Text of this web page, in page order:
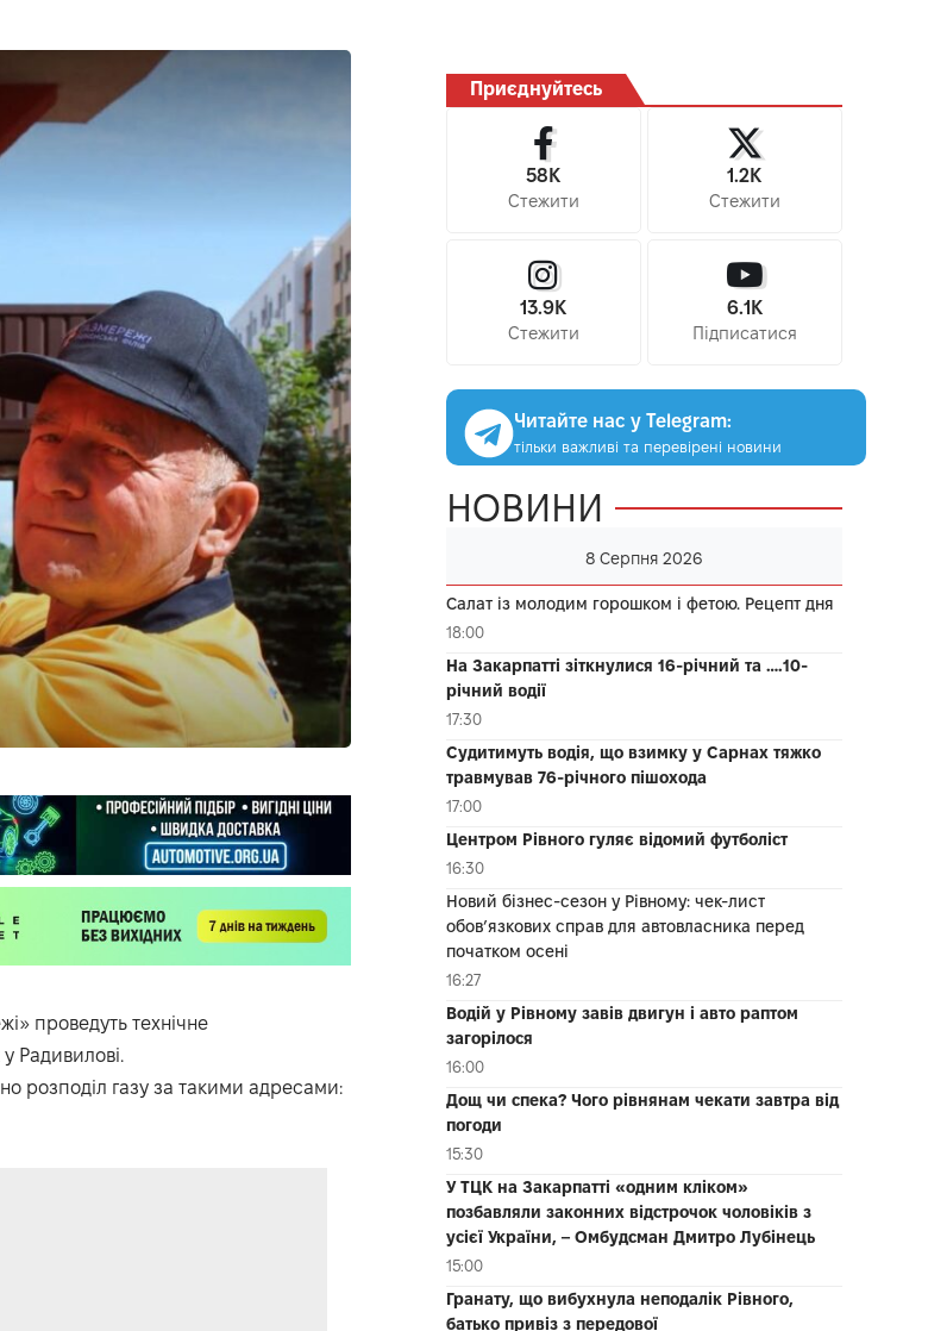
проведуть технічне
Радивилові.
розподіл газу за такими адресами:
Приєднуйтесь
58K
Стежити
1.2K
Стежити
13.9K
Стежити
6.1K
Підписатися
Читайте нас у Telegram:
тільки важливі та перевірені новини
НОВИНИ
8 Серпня 2026
Салат із молодим горошком і фетою. Рецепт дня
18:00
На Закарпатті зіткнулися 16-річний та ….10-
річний водії
17:30
Судитимуть водія, що взимку у Сарнах тяжко
травмував 76-річного пішохода
17:00
Центром Рівного гуляє відомий футболіст
16:30
Новий бізнес-сезон у Рівному: чек-лист
обов’язкових справ для автовласника перед
початком осені
16:27
Водій у Рівному завів двигун і авто раптом
загорілося
16:00
Дощ чи спека? Чого рівнянам чекати завтра від
погоди
15:30
У ТЦК на Закарпатті «одним кліком»
позбавляли законних відстрочок чоловіків з
усієї України, – Омбудсман Дмитро Лубінець
15:00
Гранату, що вибухнула неподалік Рівного,
батько привіз з передової